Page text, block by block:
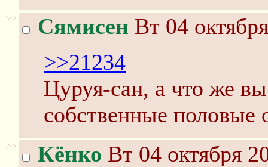
>> Сямисен Вт 04
>>21234
Цуруя-сан, а что же
собственные половые
>> Кёнко Вт 04 октября